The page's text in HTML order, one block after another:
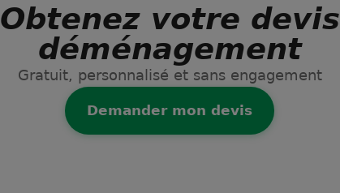
Obtenez votre devis
déménagement
Gratuit, personnalisé et sans engagement
Demander mon devis